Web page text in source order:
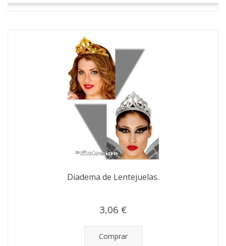
Diadema de Lentejuelas.
3,06 €
Comprar